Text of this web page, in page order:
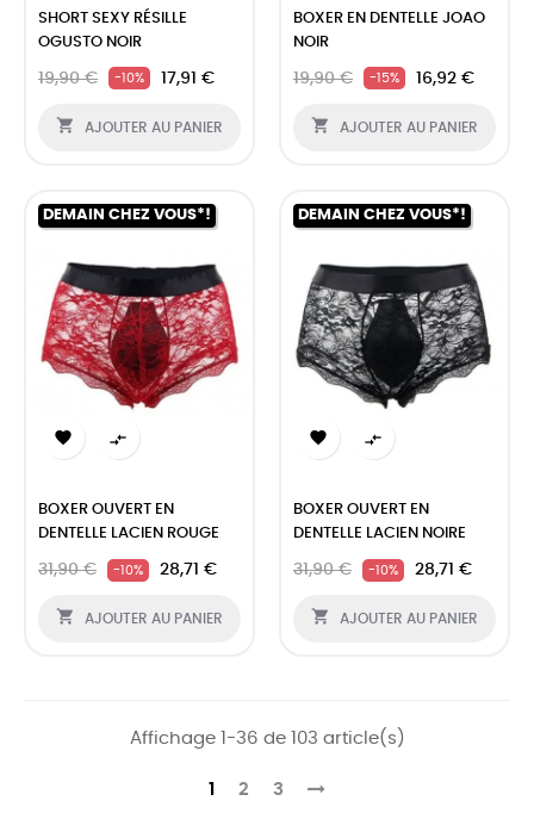
SHORT SEXY RÉSILLE
OGUSTO NOIR
19,90 € -10% 17,91 €
 AJOUTER AU PANIER
BOXER EN DENTELLE JOAO
NOIR
19,90 € -15% 16,92 €
 AJOUTER AU PANIER
DEMAIN CHEZ VOUS*!
 
BOXER OUVERT EN
DENTELLE LACIEN ROUGE
31,90 € -10% 28,71 €
 AJOUTER AU PANIER
DEMAIN CHEZ VOUS*!
 
BOXER OUVERT EN
DENTELLE LACIEN NOIRE
31,90 € -10% 28,71 €
 AJOUTER AU PANIER
Affichage 1-36 de 103 article(s)
1 2 3